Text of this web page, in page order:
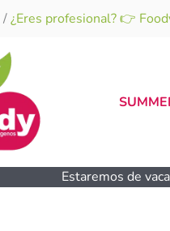
/¿Eres profesional? 👉
Estaremos de